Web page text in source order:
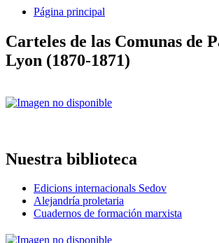
Página principal
Carteles de las Comunas de
Lyon (1870-1871)
Nuestra biblioteca
Edicions internacionals Sedov
Alejandría proletaria
Cuadernos de formación marxista